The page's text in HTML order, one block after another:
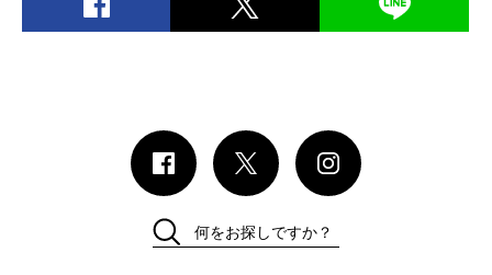
何をお探しですか？